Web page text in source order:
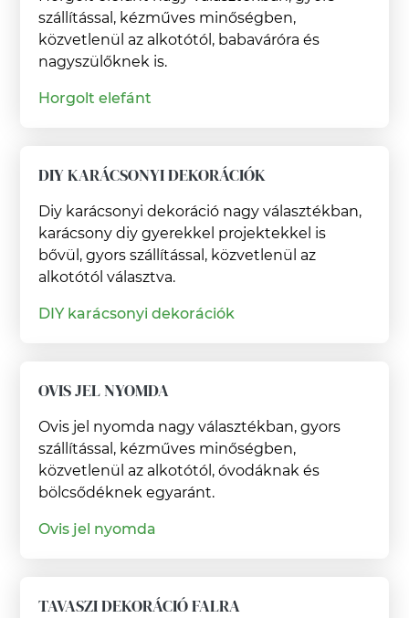
szállítással, kézműves minőségben,
közvetlenül az alkotótól, babaváróra és
nagyszülőknek is.
Horgolt elefánt
DIY KARÁCSONYI DEKORÁCIÓK
Diy karácsonyi dekoráció nagy választékban,
karácsony diy gyerekkel projektekkel is
bővül, gyors szállítással, közvetlenül az
alkotótól választva.
DIY karácsonyi dekorációk
OVIS JEL NYOMDA
Ovis jel nyomda nagy választékban, gyors
szállítással, kézműves minőségben,
közvetlenül az alkotótól, óvodáknak és
bölcsődéknek egyaránt.
Ovis jel nyomda
TAVASZI DEKORÁCIÓ FALRA